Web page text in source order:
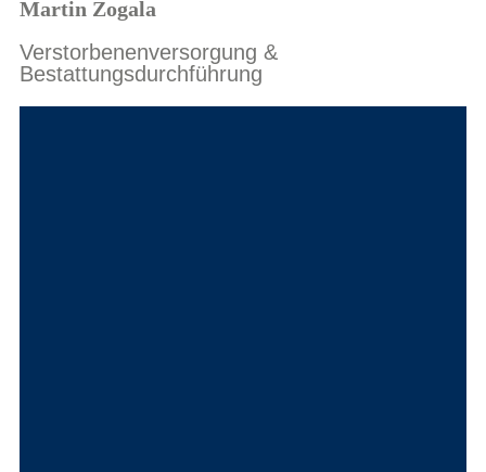
Martin Zogala
Verstorbenenversorgung &
Bestattungsdurchführung